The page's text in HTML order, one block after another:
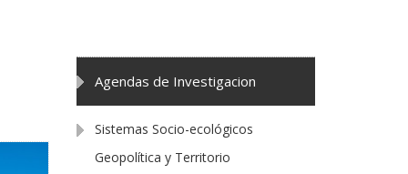
Agendas de Investigacion
Sistemas Socio-ecológicos
Geopolítica y Territorio